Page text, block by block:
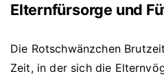
Elternfürsorge und
Die Rotschwänzchen
Zeit, in der sich die